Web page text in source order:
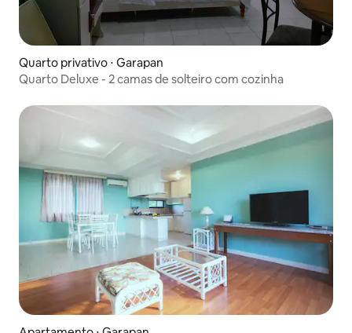
Quarto privativo ⋅ Garapan
Quarto Deluxe - 2 camas de solteiro com cozinha